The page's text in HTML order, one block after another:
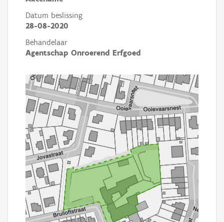
Datum beslissing
28-08-2020
Behandelaar
Agentschap Onroerend Erfgoed